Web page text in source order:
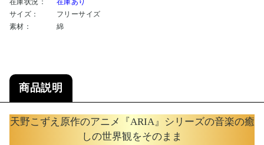
在庫状況：
在庫あり
サイズ：
フリーサイズ
素材：
綿
商品説明
天野こずえ原作のアニメ『ARIA』シリーズの音楽の癒
しの世界観をそのまま